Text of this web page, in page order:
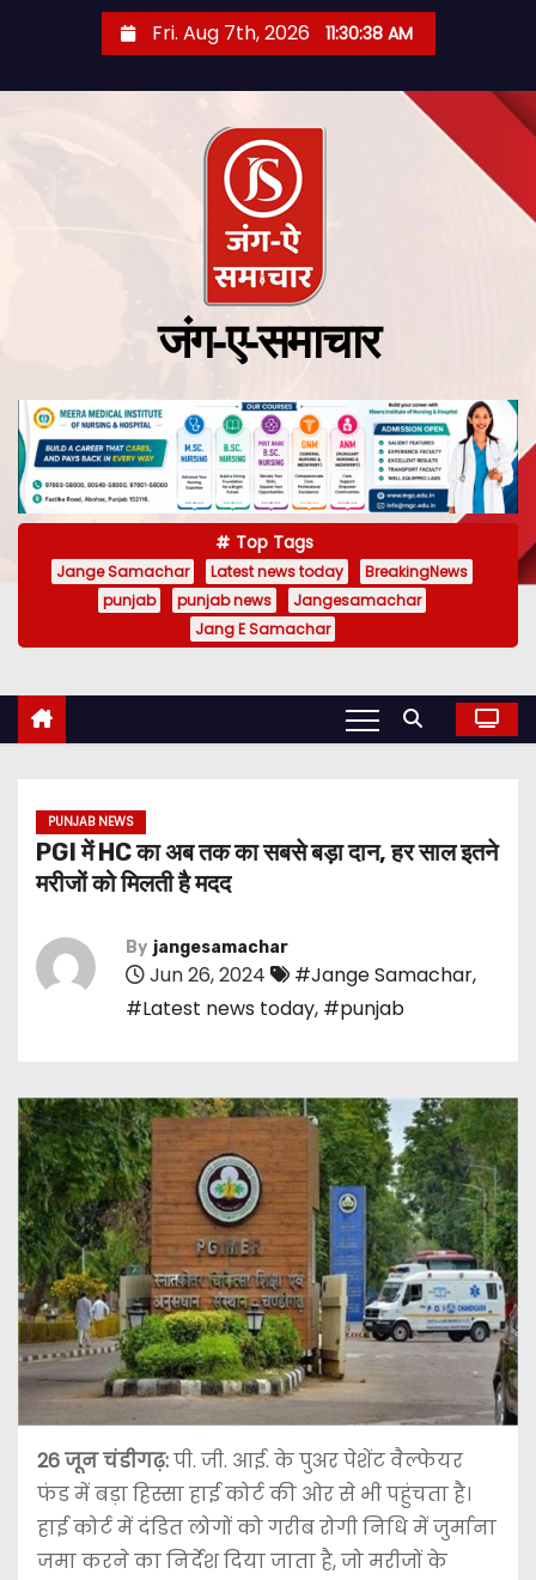
Fri. Aug 7th, 2026 11:30:39 AM
जंग-ए-समाचार
Top Tags
Jange Samachar Latest news today
BreakingNews
punjab
punjab news
Jangesamachar
Jang E Samachar
PUNJAB NEWS
PGI में HC का अब तक का सबसे बड़ा दान, हर साल इतने
मरीजों को मिलती है मदद
By jangesamachar
Jun 26, 2024 #Jange Samachar,
#Latest news today, #punjab
26 जूनचंडीगढ़:पी. जी. आई. के पुअर पेशेंट वैल्फेयर
फंड में बड़ा हिस्सा हाई कोर्ट की ओर से भी पहुंचता है।
हाई कोर्ट में दंडित लोगों को गरीब रोगी निधि में जुर्माना
जमा करने का निर्देश दिया जाता है, जो मरीजों के